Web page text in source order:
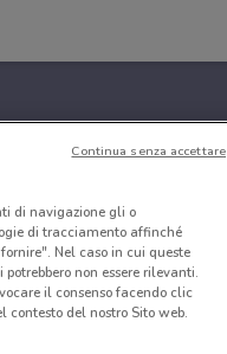
di navigazione gli o
di tracciamento affinché
Nel caso in cui queste
non essere rilevanti.
il consenso facendo clic
del nostro Sito web.
Continua senza accettare